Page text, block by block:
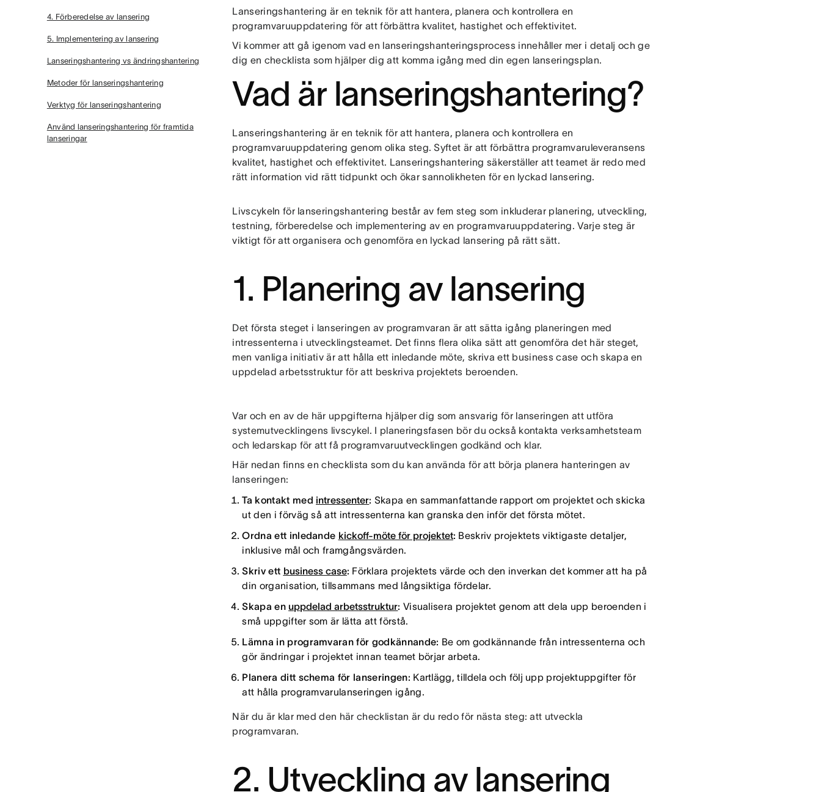
4. Förberedelse av lansering
5. Implementering av lansering
Lanseringshantering vs ändringshantering
Metoder för lanseringshantering
Verktyg för lanseringshantering
Använd lanseringshantering för framtida
lanseringar
Lanseringshantering är en teknik för att hantera, planera och kontrollera en
programvaruuppdatering för att förbättra kvalitet, hastighet och effektivitet.
Vi kommer att gå igenom vad en lanseringshanteringsprocess innehåller mer i detalj och ge
dig en checklista som hjälper dig att komma igång med din egen lanseringsplan.
Vad är lanseringshantering?
Lanseringshantering är en teknik för att hantera, planera och kontrollera en
programvaruuppdatering genom olika steg. Syftet är att förbättra programvaruleveransens
kvalitet, hastighet och effektivitet. Lanseringshantering säkerställer att teamet är redo med
rätt information vid rätt tidpunkt och ökar sannolikheten för en lyckad lansering.
Livscykeln för lanseringshantering består av fem steg som inkluderar planering, utveckling,
testning, förberedelse och implementering av en programvaruuppdatering. Varje steg är
viktigt för att organisera och genomföra en lyckad lansering på rätt sätt.
1. Planering av lansering
Det första steget i lanseringen av programvaran är att sätta igång planeringen med
intressenterna i utvecklingsteamet. Det finns flera olika sätt att genomföra det här steget,
men vanliga initiativ är att hålla ett inledande möte, skriva ett business case och skapa en
uppdelad arbetsstruktur för att beskriva projektets beroenden.
Var och en av de här uppgifterna hjälper dig som ansvarig för lanseringen att utföra
systemutvecklingens livscykel. I planeringsfasen bör du också kontakta verksamhetsteam
och ledarskap för att få programvaruutvecklingen godkänd och klar.
Här nedan finns en checklista som du kan använda för att börja planera hanteringen av
lanseringen:
Ta kontakt med intressenter: Skapa en sammanfattande rapport om projektet och skicka
ut den i förväg så att intressenterna kan granska den inför det första mötet.
Ordna ett inledande kickoff-möte för projektet: Beskriv projektets viktigaste detaljer,
inklusive mål och framgångsvärden.
Skriv ett business case: Förklara projektets värde och den inverkan det kommer att ha på
din organisation, tillsammans med långsiktiga fördelar.
Skapa en uppdelad arbetsstruktur: Visualisera projektet genom att dela upp beroenden i
små uppgifter som är lätta att förstå.
Lämna in programvaran för godkännande: Be om godkännande från intressenterna och
gör ändringar i projektet innan teamet börjar arbeta.
Planera ditt schema för lanseringen: Kartlägg, tilldela och följ upp projektuppgifter för
att hålla programvarulanseringen igång.
När du är klar med den här checklistan är du redo för nästa steg: att utveckla
programvaran.
2. Utveckling av lansering